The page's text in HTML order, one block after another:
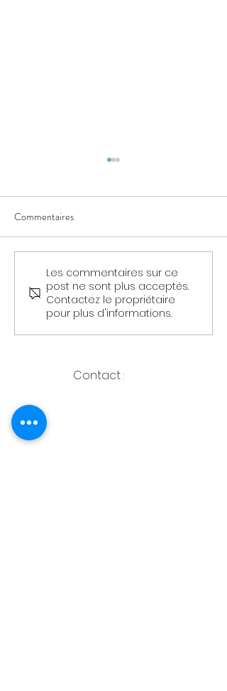
La leçon de spiritualité de
l'arrière-petit-fils du chef
Sioux Sitting Bull
Commentaires
Les commentaires sur ce
post ne sont plus acceptés.
Contactez le propriétaire
pour plus d'informations.
Contact :